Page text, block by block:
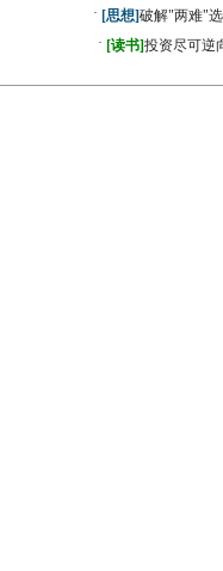
· [思想]破解"两难"
· [读书]投资尽可逆